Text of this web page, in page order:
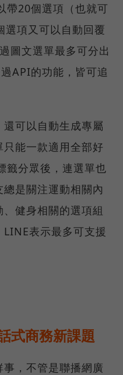
帶20個選項（也就可
選項又可以自動回覆
圖文選單最多可分出
API的功能，皆可追
可以自動生成專屬
能一款適用全部好
籤分眾後，連選單也
是關注運動相關內
健身相關的選項組
表示最多可支援
式商務新課題
，不管是聯播網廣